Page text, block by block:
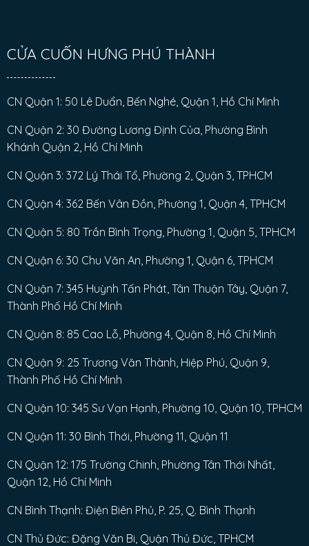
CỬA CUỐN HƯNG PHÚ THÀNH
CN Quận 1: 50 Lê Duẩn, Bến Nghé, Quận 1, Hồ Chí Minh
CN Quận 2: 30 Đường Lương Định Của, Phường Bình
Khánh Quận 2, Hồ Chí Minh
CN Quận 3: 372 Lý Thái Tổ, Phường 2, Quận 3, TPHCM
CN Quận 4: 362 Bến Vân Đồn, Phường 1, Quận 4, TPHCM
CN Quận 5: 80 Trần Bình Trọng, Phường 1, Quận 5, TPHCM
CN Quận 6: 30 Chu Văn An, Phường 1, Quận 6, TPHCM
CN Quận 7: 345 Huỳnh Tấn Phát, Tân Thuận Tây, Quận 7,
Thành Phố Hồ Chí Minh
CN Quận 8: 85 Cao Lỗ, Phường 4, Quận 8, Hồ Chí Minh
CN Quận 9: 25 Trương Văn Thành, Hiệp Phú, Quận 9,
Thành Phố Hồ Chí Minh
CN Quận 10: 345 Sư Vạn Hạnh, Phường 10, Quận 10, TPHCM
CN Quận 11: 30 Bình Thới, Phường 11, Quận 11
CN Quận 12: 175 Trường Chinh, Phường Tân Thới Nhất,
Quận 12, Hồ Chí Minh
CN Bình Thạnh: Điện Biên Phủ, P. 25, Q. Bình Thạnh
CN Thủ Đức: Đặng Văn Bi, Quận Thủ Đức, TPHCM